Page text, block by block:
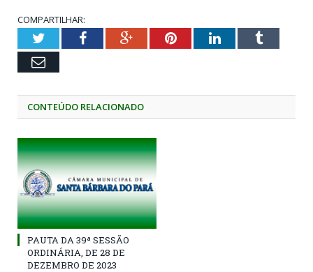
COMPARTILHAR:
TwitterFacebookGoogle+PinterestLinkedInTumblr
Email
CONTEÚDO RELACIONADO
PAUTA DA 39ª SESSÃO
ORDINÁRIA, DE 28 DE
DEZEMBRO DE 2023